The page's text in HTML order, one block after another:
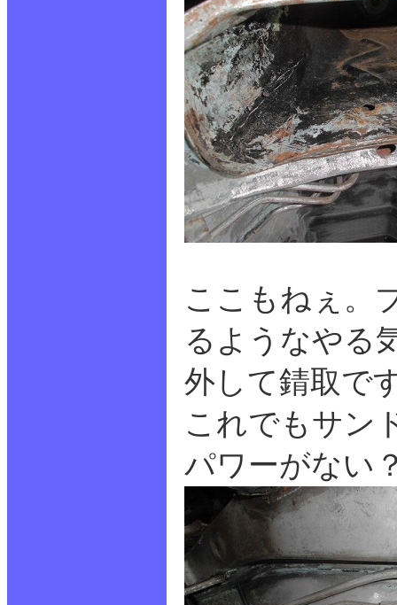
ここもねぇ。
るようなやる
外して錆取で
これでもサン
パワーがない